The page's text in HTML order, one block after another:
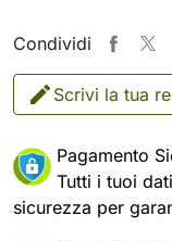
Condividi
Scrivi la tua
Pagamento
Tutti i tuoi
sicurezza per